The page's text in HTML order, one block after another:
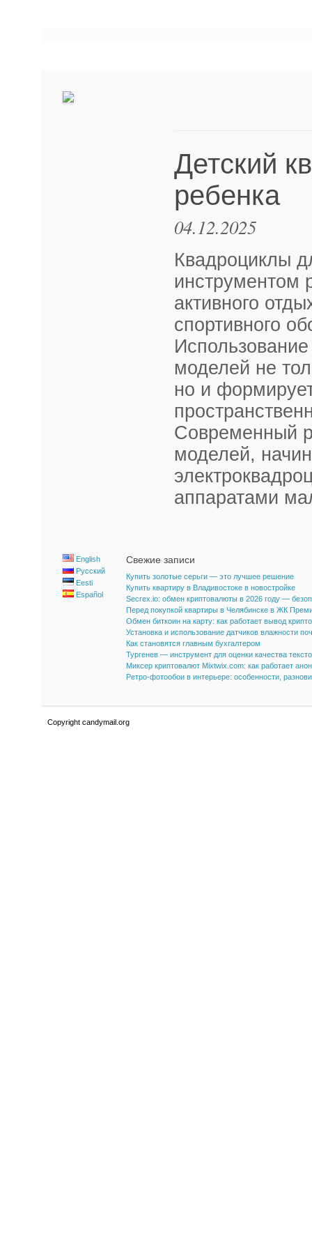
Детский
ребенка
04.12.2025
Квадроциклы
инструментом
активного
спортивного
моделей не
но и
Современный
моделей,
аппаратами
English
Русский
Eesti
Español
Свежие записи
Купить золотые серьги — это лучшее решение
Купить квартиру в Владивостоке в новостройке
Secrex.io: обмен криптовалюты в 2026 году —
Перед покупкой квартиры в Челябинске в ЖК
Обмен биткоин на карту: как работает вывод
Установка и использование датчиков влажности
Как становятся главным бухгалтером
Тургенев — инструмент для оценки качества
Миксер криптовалют Mixtwix.com: как работает
Ретро-фотообои в интерьере: особенности,
Copyright candymail.org